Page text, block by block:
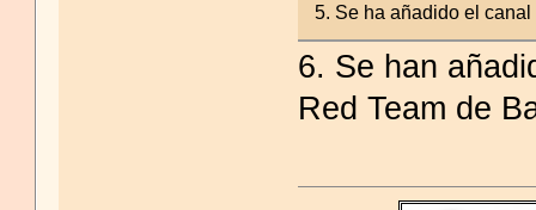
5. Se ha añadido el
6. Se han
Red Team de